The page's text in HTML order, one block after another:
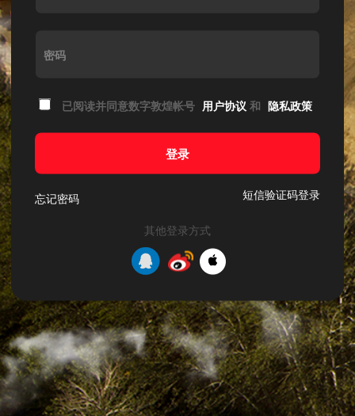
密码
已阅读并同意数字敦煌帐号 用户协议 和 隐私政策
登录
忘记密码 短信验证码登录
其他登录方式